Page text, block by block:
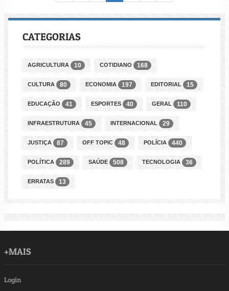
CATEGORIAS
AGRICULTURA 10 COTIDIANO 168
CULTURA 80 ECONOMIA 197 EDITORIAL 15
EDUCAÇÃO 41 ESPORTES 40 GERAL 110
INFRAESTRUTURA 45 INTERNACIONAL 29
JUSTIÇA 87 OFF TOPIC 48 POLÍCIA 440
POLÍTICA 289 SAÚDE 508 TECNOLOGIA 36
ERRATAS 13
+MAIS
Login